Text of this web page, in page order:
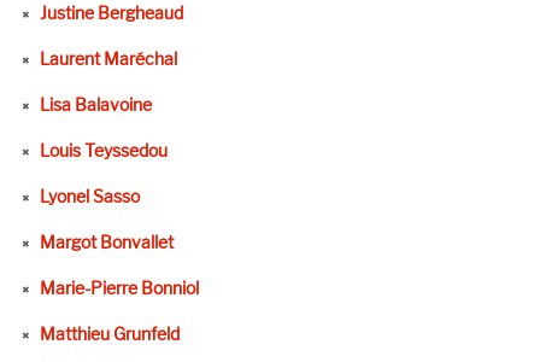
Justine Bergheaud
Laurent Maréchal
Lisa Balavoine
Louis Teyssedou
Lyonel Sasso
Margot Bonvallet
Marie-Pierre Bonniol
Matthieu Grunfeld